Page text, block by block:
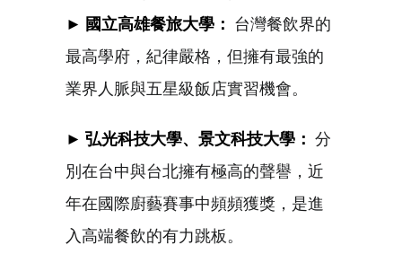
► 國立高雄餐旅大學： 台灣餐飲界的
最高學府，紀律嚴格，但擁有最強的
業界人脈與五星級飯店實習機會。
► 弘光科技大學、景文科技大學： 分
別在台中與台北擁有極高的聲譽，近
年在國際廚藝賽事中頻頻獲獎，是進
入高端餐飲的有力跳板。